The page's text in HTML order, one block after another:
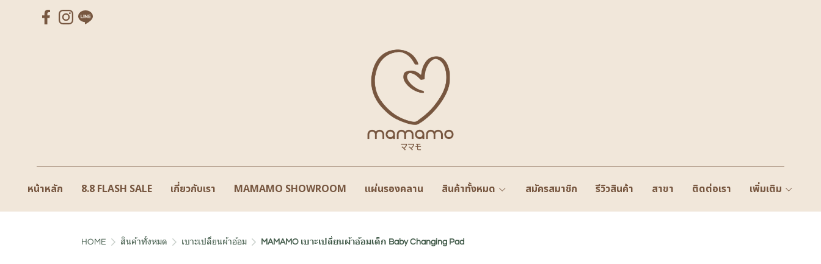
หน้าหลัก 8.8 FLASH SALE เกี่ยวกับเรา MAMAMO SHOWROOM แผ่นรองคลาน สินค้าทั้งหมด สมัครสมาชิก รีวิวสินค้า สาขา ติดต่อเรา เพิ่มเติม
HOME สินค้าทั้งหมด เบาะเปลี่ยนผ้าอ้อม MAMAMO เบาะเปลี่ยนผ้าอ้อมเด็ก Baby Changing Pad